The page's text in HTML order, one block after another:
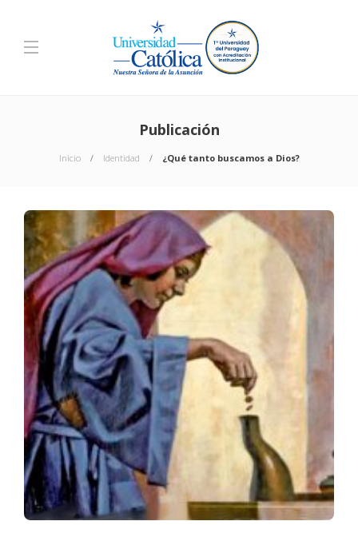
Publicación
Inicio Identidad ¿Qué tanto buscamos a Dios?